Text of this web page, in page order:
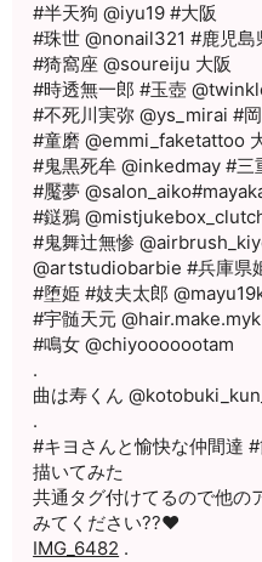
#半天狗 @iyu19 #大阪
#珠世 @nonail321 #鹿児島
#猗窩座 @soureiju 大阪
#時透無一郎 #玉壺
#不死川実弥 @ys_mirai #
#童磨 @emmi_faketattoo
#鬼黒死牟 @inkedmay #三
#魘夢
#鎹鴉
#鬼舞辻無惨
@artstudiobarbie #兵庫県
#堕姫 #妓夫太郎
#宇髄天元
#鳴女 @chiyooooootam
.
曲は寿くん
.
#キヨさんと愉快な仲間達
描いてみた
共通タグ付けてるので他の
みてください??❤️
IMG_6482 .